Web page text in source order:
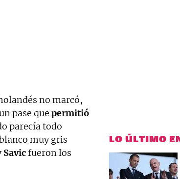
no marcó,
pase que permitió
parecía todo
muy gris
Savicfueron los
LO ÚLTIMO